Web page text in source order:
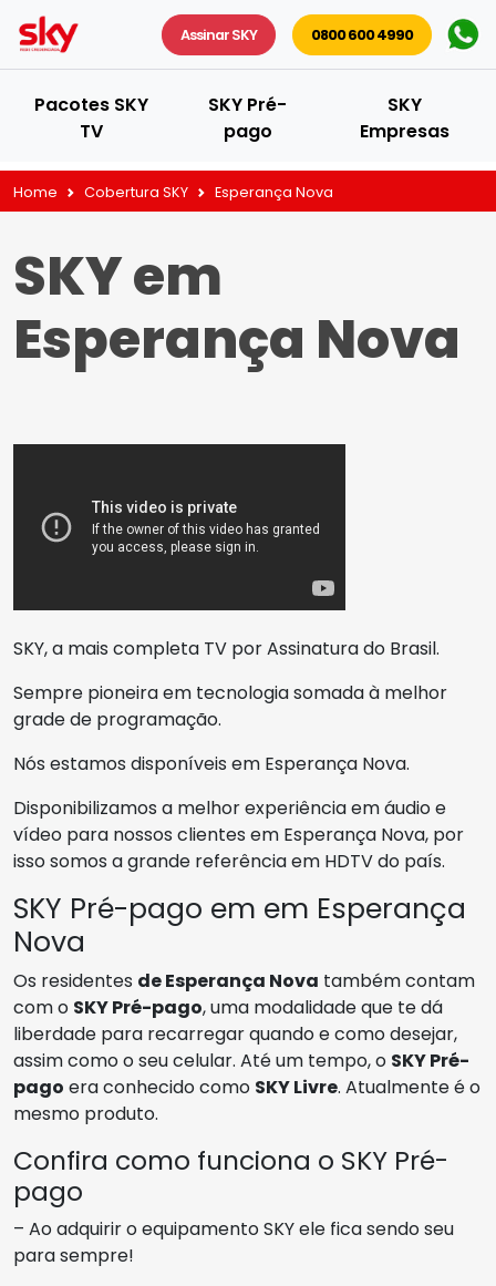
Assinar SKY 0800 600 4990
Pacotes SKY
TV
SKY Pré-
pago
SKY
Empresas
Home Cobertura SKY Esperança Nova
SKY em
Esperança Nova
SKY, a mais completa TV por Assinatura do Brasil.
Sempre pioneira em tecnologia somada à melhor
grade de programação.
Nós estamos disponíveis em Esperança Nova.
Disponibilizamos a melhor experiência em áudio e
vídeo para nossos clientes em Esperança Nova, por
isso somos a grande referência em HDTV do país.
SKY Pré-pago em em Esperança
Nova
Os residentes de Esperança Nova também contam
com o SKY Pré-pago, uma modalidade que te dá
liberdade para recarregar quando e como desejar,
assim como o seu celular. Até um tempo, o SKY Pré-
pago era conhecido como SKY Livre. Atualmente é o
mesmo produto.
Confira como funciona o SKY Pré-
pago
– Ao adquirir o equipamento SKY ele fica sendo seu
para sempre!